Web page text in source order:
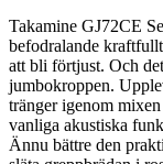
Takamine GJ72CE
befodralande
att bli förtjust. Och
jumbokroppen.
tränger igenom
vanliga akustiska
Ännu bättre den